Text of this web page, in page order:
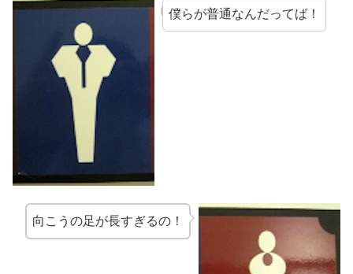
僕らが普通なんだってば！
向こうの足が長すぎるの！